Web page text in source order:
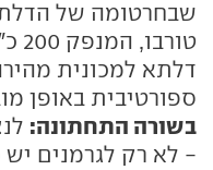
דלתא למכונית
ספורטיבית באופן
בשורה התחתונה:
- לא רק לגרמנים יש